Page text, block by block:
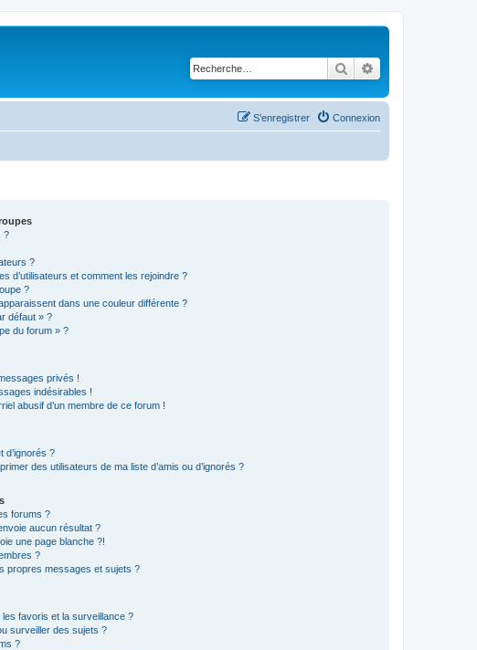
Rechercher
Connexion
S’enregistrer
?
?
d’utilisateurs et comment les rejoindre ?
?
dans une couleur différente ?
défaut » ?
du forum » ?
privés !
indésirables !
abusif d’un membre de ce forum !
d’ignorés ?
des utilisateurs de ma liste d’amis ou d’ignorés ?
forums ?
aucun résultat ?
une page blanche ?!
?
propres messages et sujets ?
favoris et la surveillance ?
surveiller des sujets ?
?